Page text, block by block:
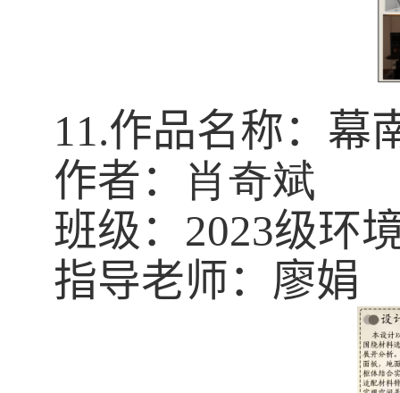
11.作品名称：幕
作者： 肖奇斌
班级： 2023级环
指导老师：廖娟